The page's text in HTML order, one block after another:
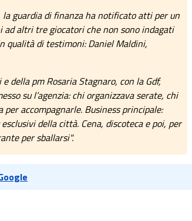
guardia di finanza ha notificato atti per un
altri tre giocatori che non sono indagati
qualità di testimoni: Daniel Maldini,
della pm Rosaria Stagnaro, con la Gdf,
su l’agenzia: chi organizzava serate, chi
accompagnarle. Business principale:
della città. Cena, discoteca e poi, per
per sballarsi".